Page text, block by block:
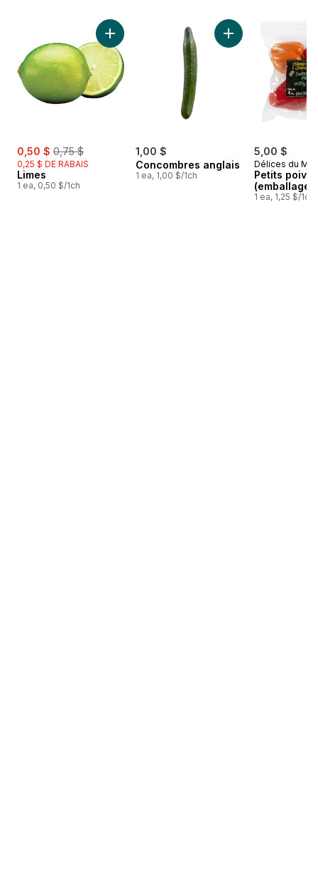
sauter Meilleures ventes
sale:
0,50 $ , formerly:
0,75 $
0,25 $ DE RABAIS
Limes
1 ea, 0,50 $/1ch
Ajouter Limes au panier
1,00 $
Concombres anglais
1 ea, 1,00 $/1ch
Ajouter
5,00 $
Délices du
Petits
(emballage
1 ea, 1,25 $/1ch